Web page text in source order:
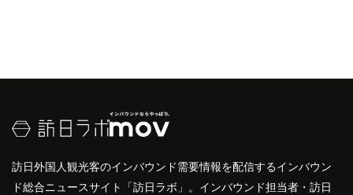
訪日外国人観光客のインバウンド需要情報を配信するインバウン
ド総合ニュースサイト「訪日ラボ」。インバウンド担当者・訪日